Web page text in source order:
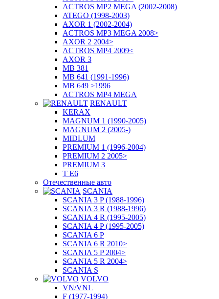
ACTROS MP2 MEGA (2002-2008)
ATEGO (1998-2003)
AXOR 1 (2002-2004)
ACTROS MP3 MEGA 2008>
AXOR 2 2004>
ACTROS MP4 2009<
AXOR 3
MB 381
MB 641 (1991-1996)
MB 649 >1996
ACTROS MP4 MEGA
RENAULT
KERAX
MAGNUM 1 (1990-2005)
MAGNUM 2 (2005-)
MIDLUM
PREMIUM 1 (1996-2004)
PREMIUM 2 2005>
PREMIUM 3
T E6
Отечественные авто
SCANIA
SCANIA 3 P (1988-1996)
SCANIA 3 R (1988-1996)
SCANIA 4 R (1995-2005)
SCANIA 4 P (1995-2005)
SCANIA 6 P
SCANIA 6 R 2010>
SCANIA 5 P 2004>
SCANIA 5 R 2004>
SCANIA S
VOLVO
VN/VNL
F (1977-1994)